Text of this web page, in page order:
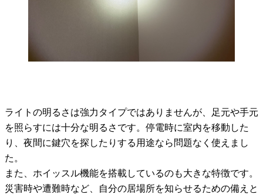
ライトの明るさは強力タイプではありませんが、足元や手元
を照らすには十分な明るさです。停電時に室内を移動した
り、夜間に鍵穴を探したりする用途なら問題なく使えまし
た。
また、ホイッスル機能を搭載しているのも大きな特徴です。
災害時や遭難時など、自分の居場所を知らせるための備えと